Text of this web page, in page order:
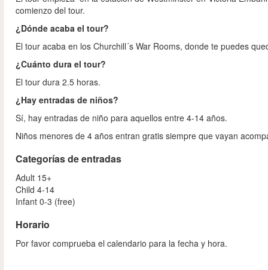
comienzo del tour.
¿Dónde acaba el tour?
El tour acaba en los Churchill´s War Rooms, donde te puedes
¿Cuánto dura el tour?
El tour dura 2.5 horas.
¿Hay entradas de niños?
Sí, hay entradas de niño para aquellos entre 4-14 años.
Niños menores de 4 años entran gratis siempre que vayan
Categorías de entradas
Adult 15+
Child 4-14
Infant 0-3 (free)
Horario
Por favor comprueba el calendario para la fecha y hora.